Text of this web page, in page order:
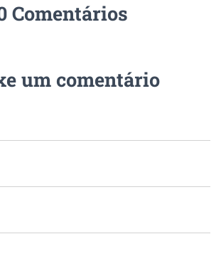
Comentários
um comentário